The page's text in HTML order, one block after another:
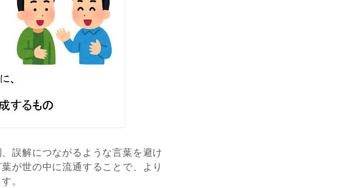
誤解につながるような言葉を避け
が世の中に流通することで、より
。